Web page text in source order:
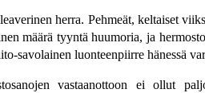
herra. Pehmeät, keltaiset
määrä tyyntä huumoria, ja
savolainen luonteenpiirre hänessä
vastaanottoon ei ollut